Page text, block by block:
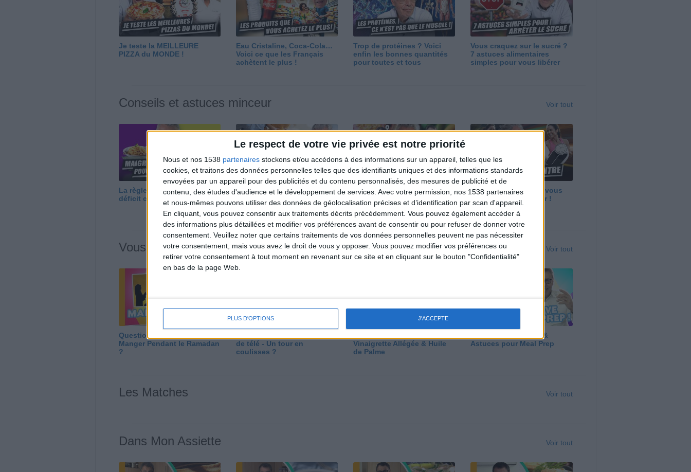
Le respect de votre vie privée est notre priorité
Nous et nos 1538 partenaires stockons et/ou accédons à des informations sur un appareil, telles que les
cookies, et traitons des données personnelles telles que des identifiants uniques et des informations standards
envoyées par un appareil pour des publicités et du contenu personnalisés, des mesures de publicité et de
contenu, des études d'audience et le développement de services. Avec votre permission, nos 1538 partenaires
et nous-mêmes pouvons utiliser des données de géolocalisation précises et d’identification par scan d'appareil.
En cliquant, vous pouvez consentir aux traitements décrits précédemment. Vous pouvez également accéder à
des informations plus détaillées et modifier vos préférences avant de consentir ou pour refuser de donner votre
consentement. Veuillez noter que certains traitements de vos données personnelles peuvent ne pas nécessiter
votre consentement, mais vous avez le droit de vous y opposer. Vous pouvez modifier vos préférences ou
retirer votre consentement à tout moment en revenant sur ce site et en cliquant sur le bouton "Confidentialité"
en bas de la page Web.
PLUS D'OPTIONS J'ACCEPTE
Je teste la MEILLEURE
PIZZA du MONDE !
Eau Cristaline, Coca-Cola…
Voici ce que les Français
achètent le plus !
Trop de protéines ? Voici
enfin les bonnes quantités
pour toutes et tous
Vous craquez sur le sucré ?
7 astuces alimentaires
simples pour vous libérer
Conseils et astuces minceur Voir tout
La règle N°1 pour maigrir : le
déficit calorique
Perdre 10 kg : ma méthode
est imparable
Et après la perte de poids ?
Je fais comment ?
Maigrir vite ? Ce que vous
devez vraiment savoir !
Vous m'avez demandé Voir tout
Question/Réponse : Que
Manger Pendant le Ramadan
?
de télé - Un tour en
coulisses ?
Vinaigrette Allégée & Huile
de Palme
Panga, Huile d'Olive &
Astuces pour Meal Prep
Les Matches Voir tout
Dans Mon Assiette Voir tout